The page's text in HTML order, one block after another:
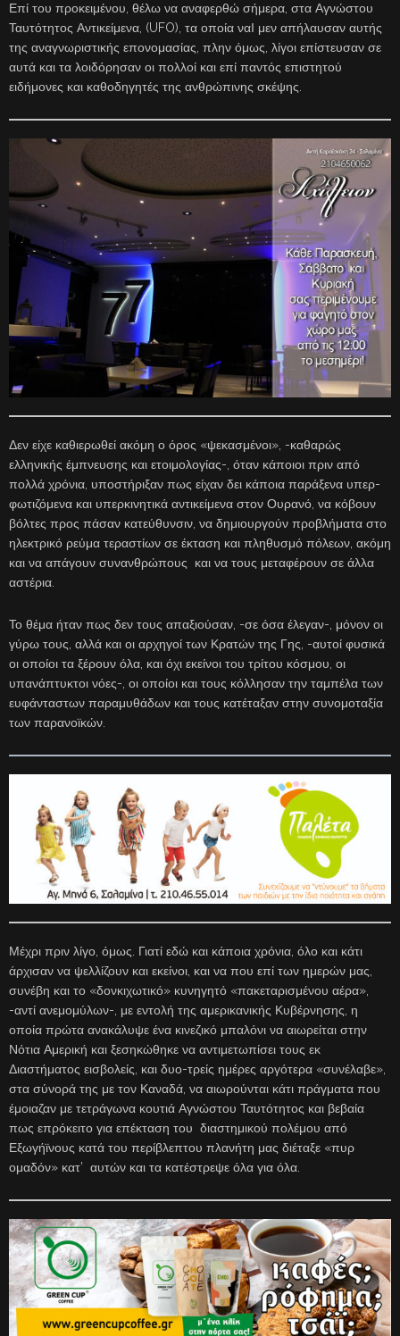
Επί του προκειμένου, θέλω να αναφερθώ σήμερα, στα Αγνώστου
Ταυτότητος Αντικείμενα, (UFO), τα οποία ναΙ μεν απήλαυσαν αυτής
της αναγνωριστικής επονομασίας, πλην όμως, λίγοι επίστευσαν σε
αυτά και τα λοιδόρησαν οι πολλοί και επί παντός επιστητού
ειδήμονες και καθοδηγητές της ανθρώπινης σκέψης.
Δεν είχε καθιερωθεί ακόμη ο όρος «ψεκασμένοι», -καθαρώς
ελληνικής έμπνευσης και ετοιμολογίας-, όταν κάποιοι πριν από
πολλά χρόνια, υποστήριξαν πως είχαν δει κάποια παράξενα υπερ-
φωτιζόμενα και υπερκινητικά αντικείμενα στον Ουρανό, να κόβουν
βόλτες προς πάσαν κατεύθυνσιν, να δημιουργούν προβλήματα στο
ηλεκτρικό ρεύμα τεραστίων σε έκταση και πληθυσμό πόλεων, ακόμη
και να απάγουν συνανθρώπους και να τους μεταφέρουν σε άλλα
αστέρια.
Το θέμα ήταν πως δεν τους απαξιούσαν, -σε όσα έλεγαν-, μόνον οι
γύρω τους, αλλά και οι αρχηγοί των Κρατών της Γης, -αυτοί φυσικά
οι οποίοι τα ξέρουν όλα, και όχι εκείνοι του τρίτου κόσμου, οι
υπανάπτυκτοι νόες-, οι οποίοι και τους κόλλησαν την ταμπέλα των
ευφάνταστων παραμυθάδων και τους κατέταξαν στην συνομοταξία
των παρανοϊκών.
Μέχρι πριν λίγο, όμως. Γιατί εδώ και κάποια χρόνια, όλο και κάτι
άρχισαν να ψελλίζουν και εκείνοι, και να που επί των ημερών μας,
συνέβη και το «δονκιχωτικό» κυνηγητό «πακεταρισμένου αέρα»,
-αντί ανεμομύλων-, με εντολή της αμερικανικής Κυβέρνησης, η
οποία πρώτα ανακάλυψε ένα κινεζικό μπαλόνι να αιωρείται στην
Νότια Αμερική και ξεσηκώθηκε να αντιμετωπίσει τους εκ
Διαστήματος εισβολείς, και δυο-τρείς ημέρες αργότερα «συνέλαβε»,
στα σύνορά της με τον Καναδά, να αιωρούνται κάτι πράγματα που
έμοιαζαν με τετράγωνα κουτιά Αγνώστου Ταυτότητος και βεβαία
πως επρόκειτο για επέκταση του διαστημικού πολέμου από
Εξωγήϊνους κατά του περίβλεπτου πλανήτη μας διέταξε «πυρ
ομαδόν» κατ’ αυτών και τα κατέστρεψε όλα για όλα.